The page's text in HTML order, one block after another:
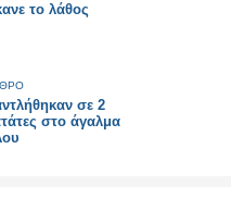
το λάθος
σε 2
στο άγαλμα